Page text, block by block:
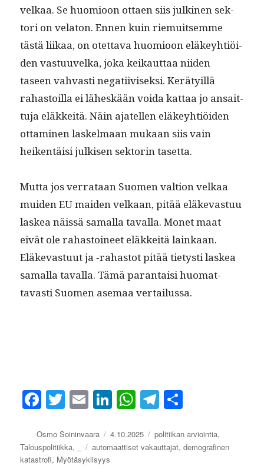
velkaa. Se huomioon ottaen siis julki­nen sek­
tori on vela­ton. Ennen kuin riemuit­semme
tästä liikaa, on otet­ta­va huomioon eläkey­htiöi­
den vas­tu­u­vel­ka, joka keikaut­taa niiden
taseen vah­vasti negati­ivisek­si. Kerä­ty­il­lä
rahas­toil­la ei läh­eskään voi­da kat­taa jo ansait­
tu­ja eläkkeitä. Näin ajatellen eläkey­htiöi­den
otta­mi­nen laskel­maan mukaan siis vain
heiken­täisi julkisen sek­torin tasetta.
Mut­ta jos ver­rataan Suomen val­tion velkaa
muiden EU maid­en velka­an, pitää eläkev­as­tuu
laskea näis­sä samal­la taval­la. Mon­et maat
eivät ole rahas­toi­neet eläkkeitä lainkaan.
Eläkev­as­tu­ut ja ‑rahas­tot pitää tietysti laskea
samal­la taval­la. Tämä paran­taisi huo­mat­
tavasti Suomen ase­maa vertailussa.
Fa
bo
ok
T
tte
r
E
ail
Li
ed
In
W
ts
A
Te
gr
a
re
Kirjoittaja
Osmo Soininvaara Julkaistu
4.10.2025 Kategoriat
politiikan arviointia,
Talouspolitiikka, Avainsanat
automaattiset vakauttajat,demografinen
katastrofi, Myötäsyklisyys